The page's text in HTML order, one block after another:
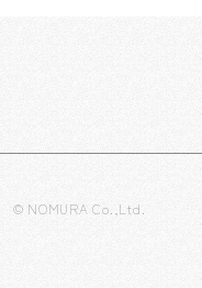
© NOMURA Co.,Ltd.